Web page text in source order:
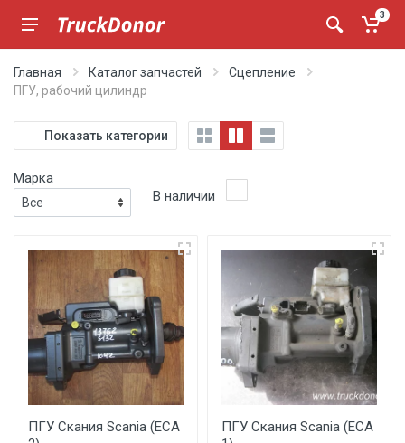
3
Главная Каталог запчастей
Сцепление
ПГУ, рабочий цилиндр
Показать категории
Марка
В наличии
ПГУ Скания Scania (ECA
ПГУ Скания Scania (ECA